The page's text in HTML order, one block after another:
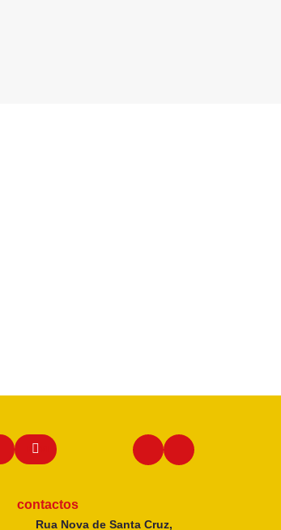
contactos
Rua Nova de Santa Cruz,